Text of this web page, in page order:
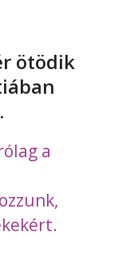
ötödik
a